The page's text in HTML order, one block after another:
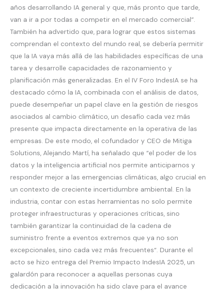
años desarrollando IA general y que, más pronto que tarde,
van a ir a por todas a competir en el mercado comercial”.
También ha advertido que, para lograr que estos sistemas
comprendan el contexto del mundo real, se debería permitir
que la IA vaya más allá de las habilidades específicas de una
tarea y desarrolle capacidades de razonamiento y
planificación más generalizadas. En el IV Foro IndesIA se ha
destacado cómo la IA, combinada con el análisis de datos,
puede desempeñar un papel clave en la gestión de riesgos
asociados al cambio climático, un desafío cada vez más
presente que impacta directamente en la operativa de las
empresas. De este modo, el cofundador y CEO de Mitiga
Solutions, Alejando Martí, ha señalado que “el poder de los
datos y la inteligencia artificial nos permite anticiparnos y
responder mejor a las emergencias climáticas, algo crucial en
un contexto de creciente incertidumbre ambiental. En la
industria, contar con estas herramientas no solo permite
proteger infraestructuras y operaciones críticas, sino
también garantizar la continuidad de la cadena de
suministro frente a eventos extremos que ya no son
excepcionales, sino cada vez más frecuentes“. Durante el
acto se hizo entrega del Premio Impacto IndesIA 2025, un
galardón para reconocer a aquellas personas cuya
dedicación a la innovación ha sido clave para el avance